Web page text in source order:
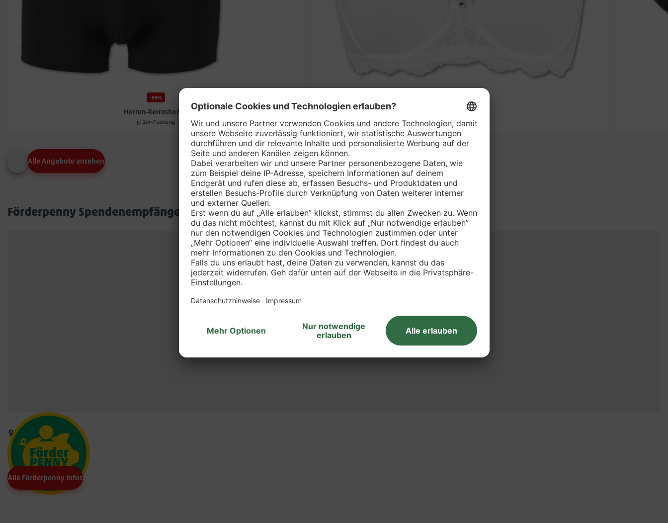
-59%
Herren-Retroshorts*
je 2er-Packung
SAVARIE Bügel-BH*
je Stück
Alle Angebote ansehen
Förderpenny Spendenempfänger in deinem Markt
Alle Förderpenny Infos